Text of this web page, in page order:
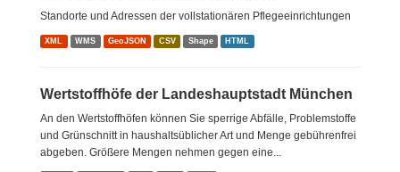
Standorte und Adressen der vollstationären Pflegeeinrichtungen
XML WMS GeoJSON CSV Shape HTML
Wertstoffhöfe der Landeshauptstadt München
An den Wertstoffhöfen können Sie sperrige Abfälle, Problemstoffe
und Grünschnitt in haushaltsüblicher Art und Menge gebührenfrei
abgeben. Größere Mengen nehmen gegen eine...